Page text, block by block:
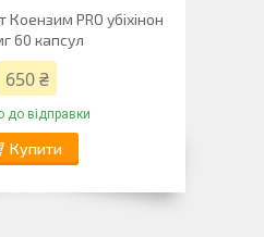
PRO убіхінон
60 капсул
650 ₴
до відправки
Купити